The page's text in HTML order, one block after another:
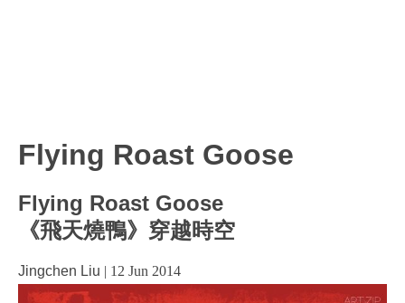
Flying Roast Goose
Flying Roast Goose
《飛天燒鴨》穿越時空
Jingchen Liu | 12 Jun 2014